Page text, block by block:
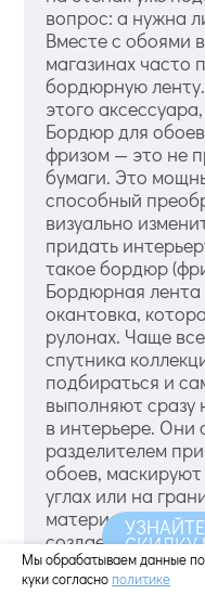
вопрос: а нужна
Вместе с обоями
магазинах часто
бордюрную
этого
Бордюр для
фризом — это не
бумаги. Это
способный
визуально
придать
такое бордюр
Бордюрная
окантовка,
рулонах. Чаще
спутника
подбираться и
выполняют сразу
в интерьере. Они
разделителем
обоев,
углах или на
материалами
создает плавный
Читать дальше
Мы обрабатываем данные
куки согласно политике
СКИДКУ